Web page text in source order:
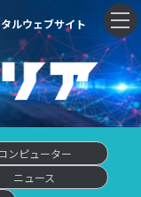
ルウェブサイト
ンピューター
ニュース